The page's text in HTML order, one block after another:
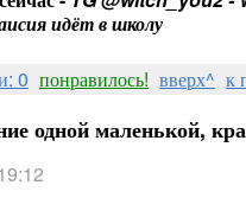
идёт в школу
0 понравилось! вверх^ к
одной маленькой,